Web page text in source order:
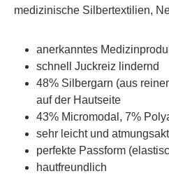
medizinische Silbertextilien,
anerkanntes
schnell Juckreiz lindernd
48% Silbergarn (aus
auf der Hautseite
43% Micromodal, 7%
sehr leicht und
perfekte Passform
hautfreundlich